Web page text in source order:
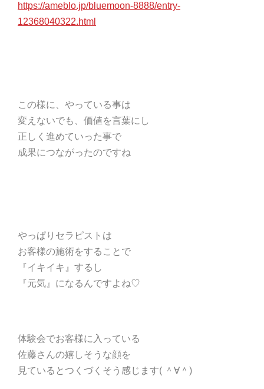
https://ameblo.jp/bluemoon-8888/entry-
12368040322.html
この様に、やっている事は
変えないでも、価値を言葉にし
正しく進めていった事で
成果につながったのですね
やっぱりセラピストは
お客様の施術をすることで
『イキイキ』するし
『元気』になるんですよね♡
体験会でお客様に入っている
佐藤さんの嬉しそうな顔を
見ているとつくづくそう感じます( ＾∀＾)